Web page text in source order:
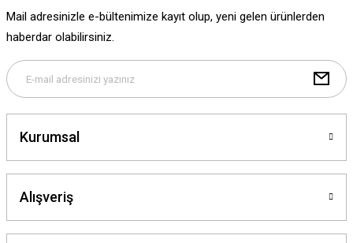
Bu ürüne benzer farklı alternatifler olmalı.
Mail adresinizle e-bültenimize kayıt olup, yeni gelen ürünlerden
haberdar olabilirsiniz.
Kurumsal
Alışveriş